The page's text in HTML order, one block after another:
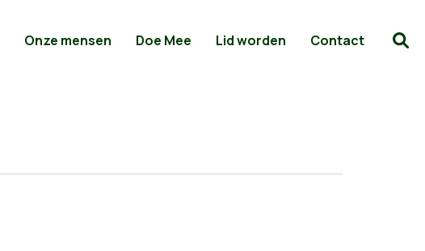
Onze mensen Doe Mee Lid worden Contact